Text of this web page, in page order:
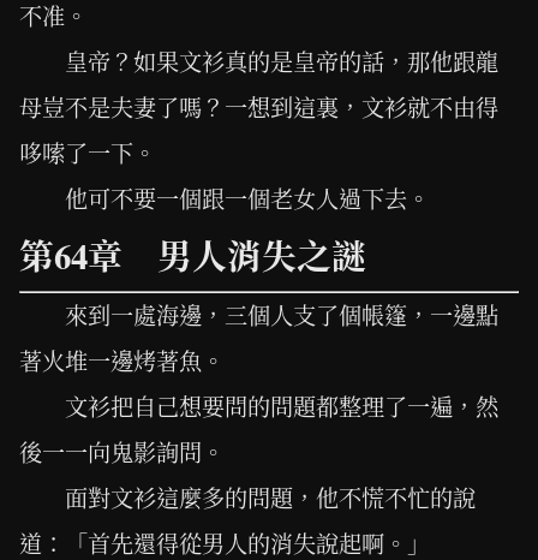
不准。
皇帝？如果文衫真的是皇帝的話，那他跟龍
母豈不是夫妻了嗎？一想到這裏，文衫就不由得
哆嗦了一下。
他可不要一個跟一個老女人過下去。
第64章 男人消失之謎
來到一處海邊，三個人支了個帳篷，一邊點
著火堆一邊烤著魚。
文衫把自己想要問的問題都整理了一遍，然
後一一向鬼影詢問。
面對文衫這麼多的問題，他不慌不忙的說
道：「首先還得從男人的消失說起啊。」